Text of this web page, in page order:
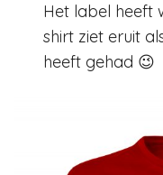
Het label heeft
shirt ziet eruit
heeft gehad 😉